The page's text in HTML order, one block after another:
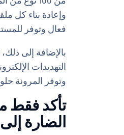
فعال وتوفر
بالإضافة إلى
التهديدات
وتوفر المرونة
تأكد فقط
الضارة إلى Salesforce